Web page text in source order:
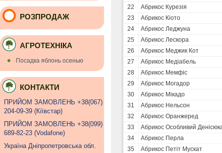
22
Абрикос Курезія
23
Абрикос Кіото
24
Абрикос Леджуна
25
Абрикос Лескора
26
Абрикос Меджик Кот
27
Абрикос Медіабель
28
Абрикос Мемфіс
29
Абрикос Могадор
30
Абрикос Мікадо
31
Абрикос Нельсон
32
Абрикос Оранжеред
33
Абрикос Особливий
34
Абрикос Перла
35
Абрикос Петіт Мускат
РОЗПРОДАЖ
АГРОТЕХНІКА
Посадка яблонь осенью
КОНТАКТИ
ПРИЙОМ ЗАМОВЛЕНЬ +38(067)
204-09-39 (Кiївстар)
ПРИЙОМ ЗАМОВЛЕНЬ +38(099)
689-82-23 (Vodafone)
Україна Дніпропетровська обл.